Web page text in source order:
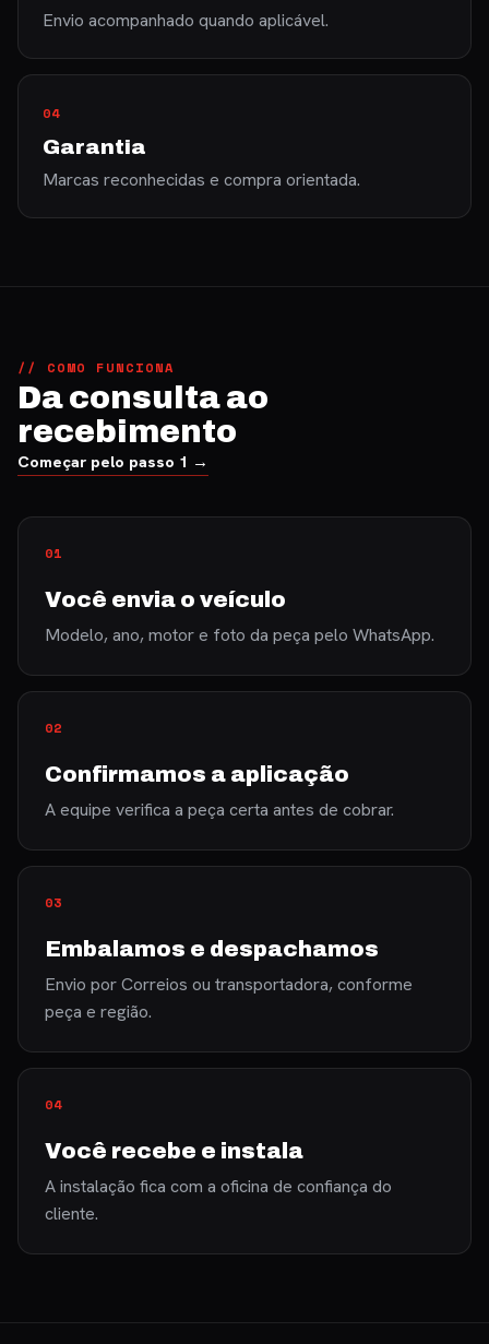
Envio acompanhado quando aplicável.
04
Garantia
Marcas reconhecidas e compra orientada.
// COMO FUNCIONA
Da consulta ao
recebimento
Começar pelo passo 1 →
Você envia o veículo
Modelo, ano, motor e foto da peça pelo WhatsApp.
Confirmamos a aplicação
A equipe verifica a peça certa antes de cobrar.
Embalamos e despachamos
Envio por Correios ou transportadora, conforme
peça e região.
Você recebe e instala
A instalação fica com a oficina de confiança do
cliente.